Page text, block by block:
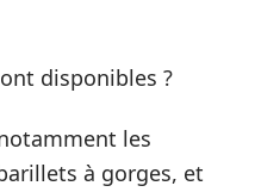
disponibles ?
les
à gorges, et